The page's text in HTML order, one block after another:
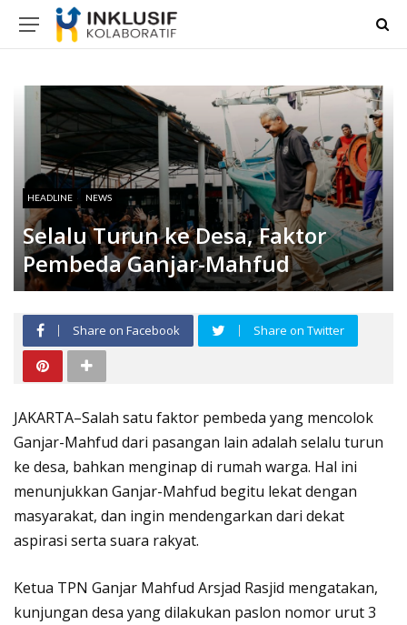
HEADLINE NEWS
Selalu Turun ke Desa, Faktor
Pembeda Ganjar-Mahfud
Share on Facebook Share on Twitter
JAKARTA–Salah satu faktor pembeda yang mencolok
Ganjar-Mahfud dari pasangan lain adalah selalu turun
ke desa, bahkan menginap di rumah warga. Hal ini
menunjukkan Ganjar-Mahfud begitu lekat dengan
masyarakat, dan ingin mendengarkan dari dekat
aspirasi serta suara rakyat.
Ketua TPN Ganjar Mahfud Arsjad Rasjid mengatakan,
kunjungan desa yang dilakukan paslon nomor urut 3